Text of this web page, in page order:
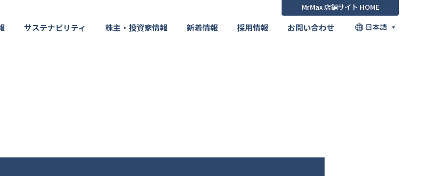
MrMax 店舗サイト HOME
サステナビリティ 株主・投資家情報 新着情報 採用情報 お問い合わせ 日本語